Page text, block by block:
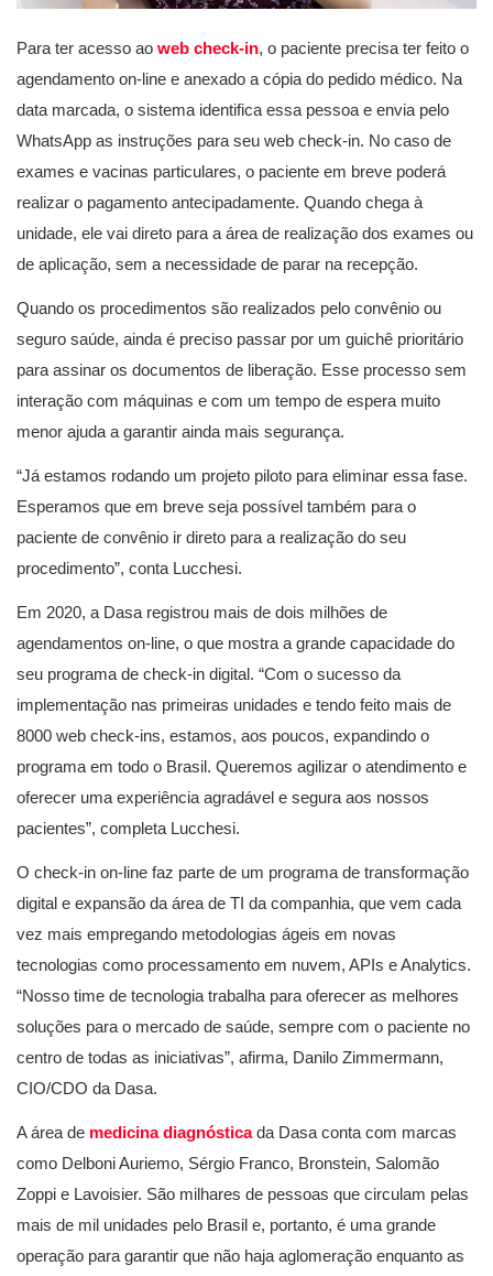
Para ter acesso ao web check-in, o paciente precisa ter feito o
agendamento on-line e anexado a cópia do pedido médico. Na
data marcada, o sistema identifica essa pessoa e envia pelo
WhatsApp as instruções para seu web check-in. No caso de
exames e vacinas particulares, o paciente em breve poderá
realizar o pagamento antecipadamente. Quando chega à
unidade, ele vai direto para a área de realização dos exames ou
de aplicação, sem a necessidade de parar na recepção.
Quando os procedimentos são realizados pelo convênio ou
seguro saúde, ainda é preciso passar por um guichê prioritário
para assinar os documentos de liberação. Esse processo sem
interação com máquinas e com um tempo de espera muito
menor ajuda a garantir ainda mais segurança.
“Já estamos rodando um projeto piloto para eliminar essa fase.
Esperamos que em breve seja possível também para o
paciente de convênio ir direto para a realização do seu
procedimento”, conta Lucchesi.
Em 2020, a Dasa registrou mais de dois milhões de
agendamentos on-line, o que mostra a grande capacidade do
seu programa de check-in digital. “Com o sucesso da
implementação nas primeiras unidades e tendo feito mais de
8000 web check-ins, estamos, aos poucos, expandindo o
programa em todo o Brasil. Queremos agilizar o atendimento e
oferecer uma experiência agradável e segura aos nossos
pacientes”, completa Lucchesi.
O check-in on-line faz parte de um programa de transformação
digital e expansão da área de TI da companhia, que vem cada
vez mais empregando metodologias ágeis em novas
tecnologias como processamento em nuvem, APIs e Analytics.
“Nosso time de tecnologia trabalha para oferecer as melhores
soluções para o mercado de saúde, sempre com o paciente no
centro de todas as iniciativas”, afirma, Danilo Zimmermann,
CIO/CDO da Dasa.
A área de medicina diagnóstica da Dasa conta com marcas
como Delboni Auriemo, Sérgio Franco, Bronstein, Salomão
Zoppi e Lavoisier. São milhares de pessoas que circulam pelas
mais de mil unidades pelo Brasil e, portanto, é uma grande
operação para garantir que não haja aglomeração enquanto as